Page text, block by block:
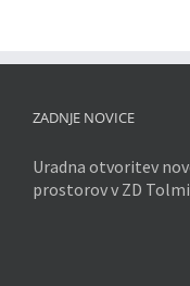
ZADNJE NOVICE
Uradna otvoritev
prostorov v ZD